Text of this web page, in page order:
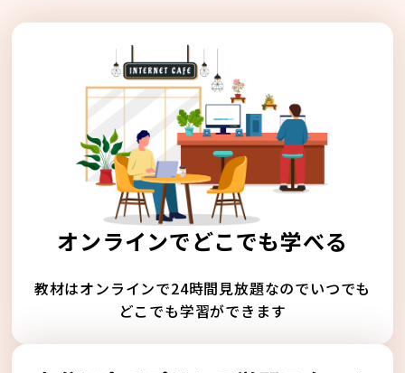
オンラインでどこでも学べる
教材はオンラインで24時間見放題なのでいつでも
どこでも学習ができます